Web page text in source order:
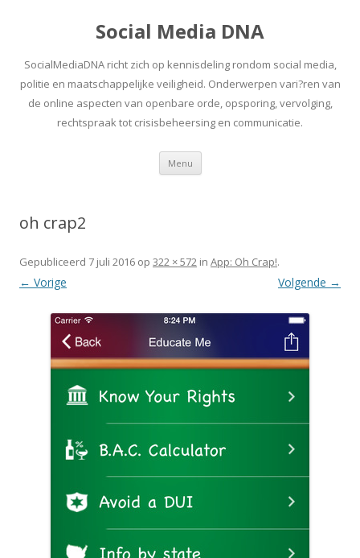
Social Media DNA
SocialMediaDNA richt zich op kennisdeling rondom social media,
politie en maatschappelijke veiligheid. Onderwerpen vari?ren van
de online aspecten van openbare orde, opsporing, vervolging,
rechtspraak tot crisisbeheersing en communicatie.
Menu Spring
inhoud
oh crap2
Gepubliceerd 7 juli 2016 op 322 × 572 in App: Oh Crap!.
← Vorige Volgende →